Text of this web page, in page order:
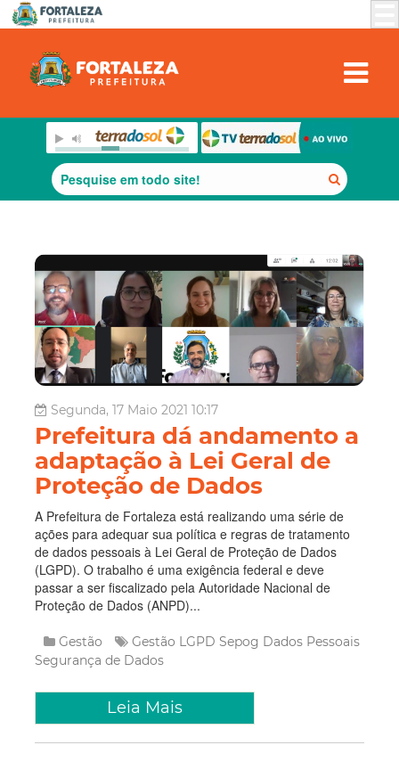
Segunda, 17 Maio 2021 10:17
Prefeitura dá andamento a
adaptação à Lei Geral de
Proteção de Dados
A Prefeitura de Fortaleza está realizando uma série de
ações para adequar sua política e regras de tratamento
de dados pessoais à Lei Geral de Proteção de Dados
(LGPD). O trabalho é uma exigência federal e deve
passar a ser fiscalizado pela Autoridade Nacional de
Proteção de Dados (ANPD)...
Gestão Gestão LGPD Sepog Dados Pessoais
Segurança de Dados
Leia Mais